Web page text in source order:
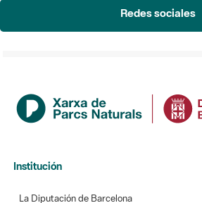
Institución
Gerencia de Servicios de Espacios Naturales